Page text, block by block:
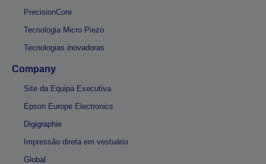
PrecisionCore
Tecnologia Micro Piezo
Tecnologias inovadoras
Company
Site da Equipa Executiva
Epson Europe Electronics
Digigraphie
Impressão direta em vestuário
Global